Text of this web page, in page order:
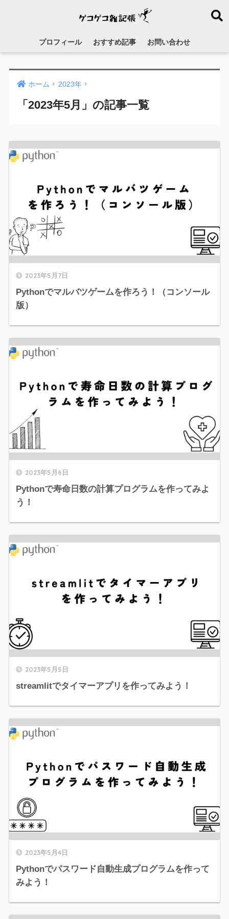
プロフィール おすすめ記事 お問い合わせ
ホーム 2023年
「2023年5月」の記事一覧
2023年5月7日
Pythonでマルバツゲームを作ろう！（コンソール
版）
2023年5月6日
Pythonで寿命日数の計算プログラムを作ってみよ
う！
2023年5月5日
streamlitでタイマーアプリを作ってみよう！
2023年5月4日
Pythonでパスワード自動生成プログラムを作って
みよう！